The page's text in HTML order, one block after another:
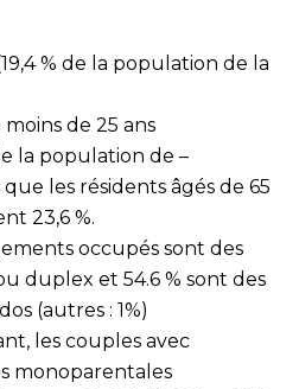
% de la population de la
moins de 25 ans
la population de –
que les résidents âgés de 65
23,6 %.
occupés sont des
duplex et 54.6 % sont des
(autres : 1%)
les couples avec
monoparentales